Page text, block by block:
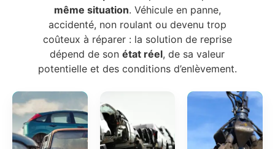
même situation. Véhicule en panne,
accidenté, non roulant ou devenu trop
coûteux à réparer : la solution de reprise
dépend de sonétat réel, de sa valeur
potentielle et des conditions d’enlèvement.